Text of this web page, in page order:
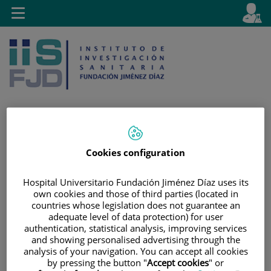
Saltar al contenido
activo
es
Toggle
navigation
Cookies configuration
Hospital Universitario Fundación Jiménez Díaz uses its
own cookies and those of third parties (located in
countries whose legislation does not guarantee an
adequate level of data protection) for user
authentication, statistical analysis, improving services
and showing personalised advertising through the
analysis of your navigation. You can accept all cookies
by pressing the button "Accept cookies" or